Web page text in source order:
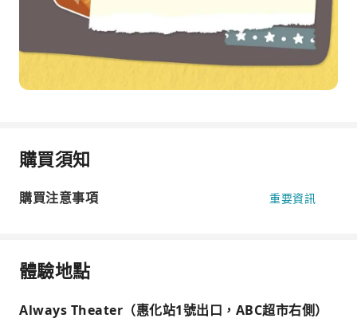
購買須知
購買注意事項 重要資訊
體驗地點
Always Theater（惠化站1號出口，ABC超市右側）